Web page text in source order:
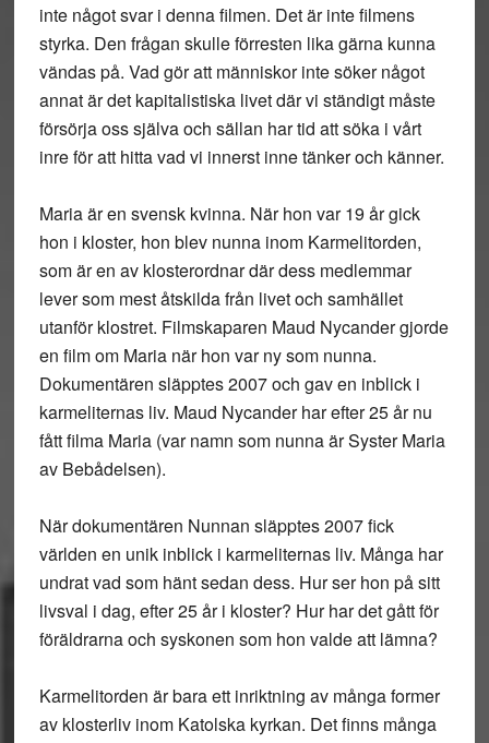
inte något svar i denna filmen. Det är inte filmens
styrka. Den frågan skulle förresten lika gärna kunna
vändas på. Vad gör att människor inte söker något
annat är det kapitalistiska livet där vi ständigt måste
försörja oss själva och sällan har tid att söka i vårt
inre för att hitta vad vi innerst inne tänker och känner.
Maria är en svensk kvinna. När hon var 19 år gick
hon i kloster, hon blev nunna inom Karmelitorden,
som är en av klosterordnar där dess medlemmar
lever som mest åtskilda från livet och samhället
utanför klostret. Filmskaparen Maud Nycander gjorde
en film om Maria när hon var ny som nunna.
Dokumentären släpptes 2007 och gav en inblick i
karmeliternas liv. Maud Nycander har efter 25 år nu
fått filma Maria (var namn som nunna är Syster Maria
av Bebådelsen).
När dokumentären Nunnan släpptes 2007 fick
världen en unik inblick i karmeliternas liv. Många har
undrat vad som hänt sedan dess. Hur ser hon på sitt
livsval i dag, efter 25 år i kloster? Hur har det gått för
föräldrarna och syskonen som hon valde att lämna?
Karmelitorden är bara ett inriktning av många former
av klosterliv inom Katolska kyrkan. Det finns många